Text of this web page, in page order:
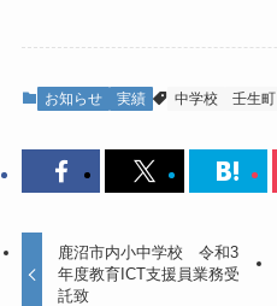
お知らせ 実績 中学校 壬生町
鹿沼市内小中学校 令和3
年度教育ICT支援員業務受
託致